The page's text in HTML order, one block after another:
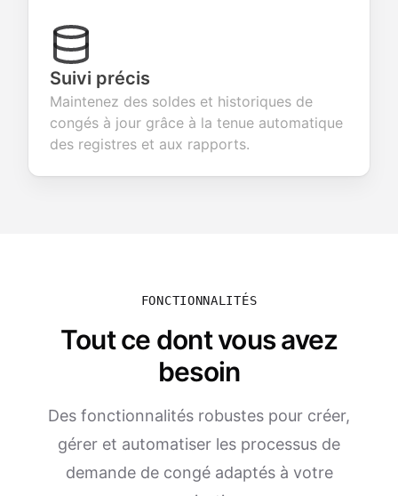
Suivi précis
Maintenez des soldes et historiques de
congés à jour grâce à la tenue automatique
des registres et aux rapports.
FONCTIONNALITÉS
Tout ce dont vous avez
besoin
Des fonctionnalités robustes pour créer,
gérer et automatiser les processus de
demande de congé adaptés à votre